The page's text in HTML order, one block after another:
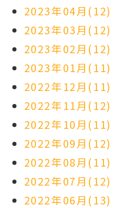
2023年04月(12)
2023年03月(12)
2023年02月(12)
2023年01月(11)
2022年12月(11)
2022年11月(12)
2022年10月(11)
2022年09月(12)
2022年08月(11)
2022年07月(12)
2022年06月(13)